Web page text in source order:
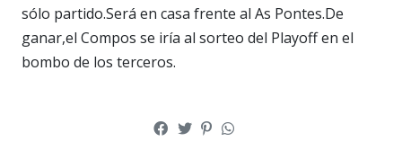
sólo partido.Será en casa frente al As Pontes.De
ganar,el Compos se iría al sorteo del Playoff en el
bombo de los terceros.